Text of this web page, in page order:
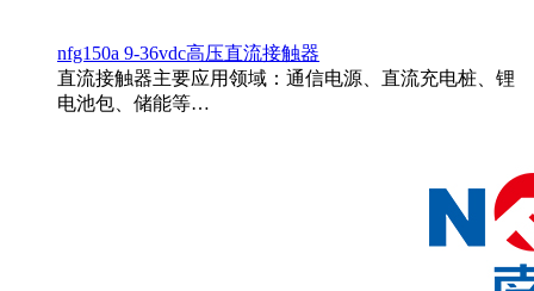
nfg150a 9-36vdc高压直流接触器
直流接触器主要应用领域：通信电源、直流充电桩、锂
电池包、储能等…